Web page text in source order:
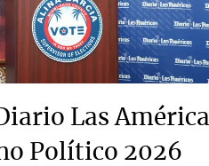
Diario Las
Político 2026